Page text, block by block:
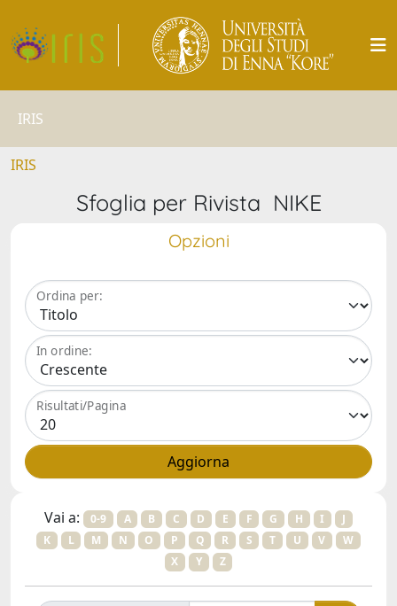
IRIS
IRIS
Sfoglia per Rivista NIKE
Opzioni
Ordina per:
In ordine:
Risultati/Pagina
Vai a: 0-9 A B C D E F G H I
J
K
L M N O P Q R S T U V
W
X
Y Z